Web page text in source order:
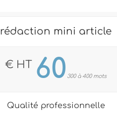
rédaction mini article
€ HT 60 300 à 400 mots
Qualité professionnelle